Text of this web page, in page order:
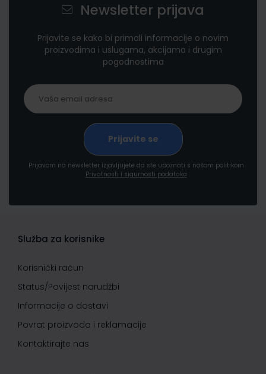
Newsletter prijava
Prijavite se kako bi primali informacije o novim
proizvodima i uslugama, akcijama i drugim
pogodnostima
Prijavom na newsletter izjavljujete da ste upoznati s našom politikom
Privatnosti i sigurnosti podataka
Služba za korisnike
Korisnički račun
Status/Povijest narudžbi
Informacije o dostavi
Povrat proizvoda i reklamacije
Kontaktirajte nas